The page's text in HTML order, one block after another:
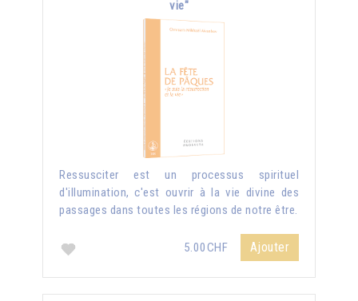
vie"
Ressusciter est un processus spirituel
d'illumination, c'est ouvrir à la vie divine des
passages dans toutes les régions de notre être.
5.00CHF Ajouter